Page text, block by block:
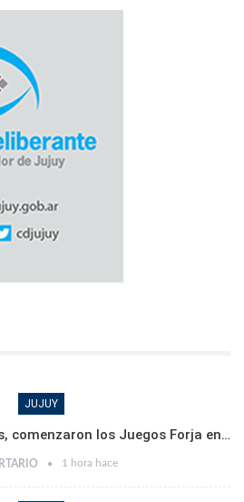
JUJUY
comenzaron los Juegos Forja en…
1 hora hace